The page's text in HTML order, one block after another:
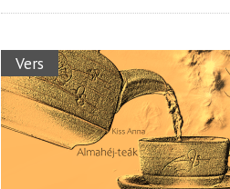
Vers